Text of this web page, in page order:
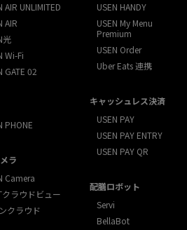
AIR UNLIMITED
AIR
光
Wi-Fi
GATE 02
PHONE
ラ
Camera
クラウドビュー
クラウド
USEN HANDY
USEN My Menu
Premium
USEN Order
Uber Eats 連携
キャッシュレス決済
USEN PAY
USEN PAY ENTRY
USEN PAY QR
配膳ロボット
Servi
BellaBot